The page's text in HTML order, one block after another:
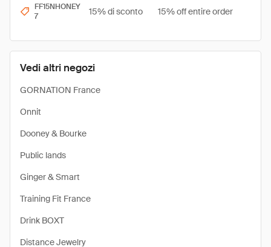
Vedi altri negozi
GORNATION France
Onnit
Dooney & Bourke
Public lands
Ginger & Smart
Training Fit France
Drink BOXT
Distance Jewelry
FF15NHONEY
7
15% di sconto 15% off entire order